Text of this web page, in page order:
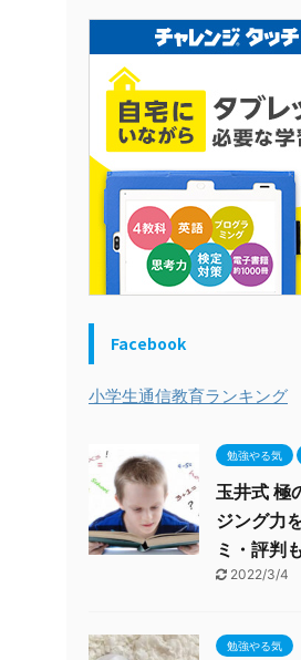
Facebook
小学生通信教育ランキング
勉強やる気
玉井式 極
ジング力
ミ・評判
2022/3/4
勉強やる気